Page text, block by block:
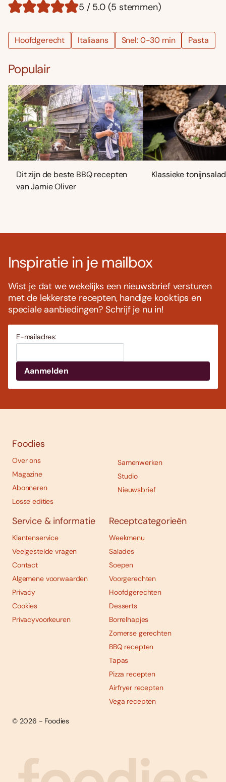
Abonneren
5 / 5.0 (5 stemmen)
Hoofdgerecht Italiaans Snel: 0-30 min Pasta
Populair
Dit zijn de beste BBQ recepten
van Jamie Oliver
Klassieke
Inspiratie in je mailbox
Wist je dat we wekelijks een nieuwsbrief versturen
met de lekkerste recepten, handige kooktips en
speciale aanbiedingen? Schrijf je nu in!
E-mailadres:
Foodies
Over ons
Magazine
Abonneren
Losse edities
Samenwerken
Studio
Nieuwsbrief
Service & informatie
Klantenservice
Veelgestelde vragen
Contact
Algemene voorwaarden
Privacy
Cookies
Privacyvoorkeuren
Receptcategorieën
Weekmenu
Salades
Soepen
Voorgerechten
Hoofdgerechten
Desserts
Borrelhapjes
Zomerse gerechten
BBQ recepten
Tapas
Pizza recepten
Airfryer recepten
Vega recepten
© 2026 - Foodies